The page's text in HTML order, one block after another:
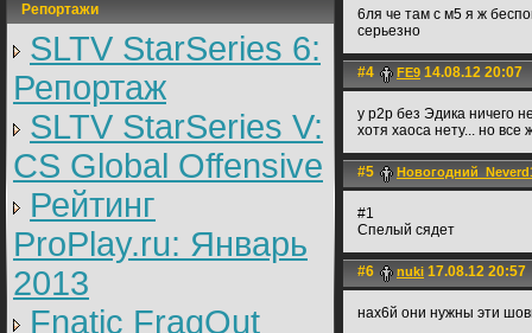
Репортажи
SLTV StarSeries 6:
Репортаж
SLTV StarSeries V:
CS Global Offensive
Рейтинг
ProPlay.ru: Январь
2013
Fnatic FragOut
6ля че там с м5 я ж
серьезно
#4 FE9 14.08.12 20:07
у р2р без Эдика ничего
хотя хаоса нету... но все
#5
#1
Спелый сядет
#6 nuki 17.08.12 20:57
нах6й они нужны эти